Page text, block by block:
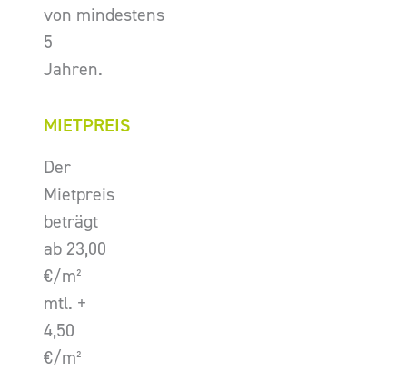
von mindestens
5
Jahren.
MIETPREIS
Der
Mietpreis
beträgt
ab 23,00
€/m²
mtl. +
4,50
€/m²